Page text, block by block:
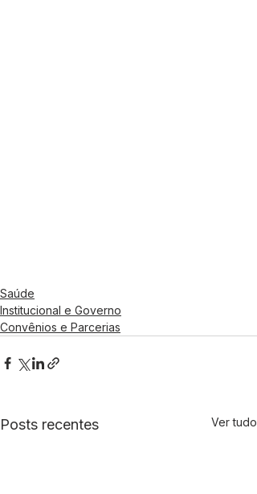
Saúde
Institucional e Governo
Convênios e Parcerias
Posts recentes Ver tudo